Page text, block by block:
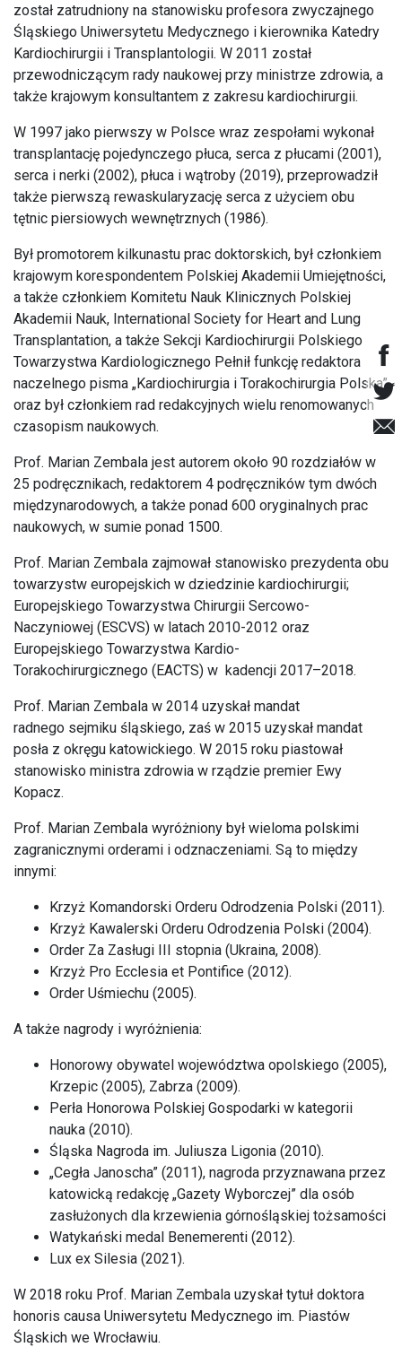
został zatrudniony na stanowisku profesora zwyczajnego
Śląskiego Uniwersytetu Medycznego i kierownika Katedry
Kardiochirurgii i Transplantologii. W 2011 został
przewodniczącym rady naukowej przy ministrze zdrowia, a
także krajowym konsultantem z zakresu kardiochirurgii.
W 1997 jako pierwszy w Polsce wraz zespołami wykonał
transplantację pojedynczego płuca, serca z płucami (2001),
serca i nerki (2002), płuca i wątroby (2019), przeprowadził
także pierwszą rewaskularyzację serca z użyciem obu
tętnic piersiowych wewnętrznych (1986).
Był promotorem kilkunastu prac doktorskich, był członkiem
krajowym korespondentem Polskiej Akademii Umiejętności,
a także członkiem Komitetu Nauk Klinicznych Polskiej
Akademii Nauk, International Society for Heart and Lung
Transplantation, a także Sekcji Kardiochirurgii Polskiego
Towarzystwa Kardiologicznego Pełnił funkcję redaktora
naczelnego pisma „Kardiochirurgia i Torakochirurgia Polska”
oraz był członkiem rad redakcyjnych wielu renomowanych
czasopism naukowych.
Prof. Marian Zembala jest autorem około 90 rozdziałów w
25 podręcznikach, redaktorem 4 podręczników tym dwóch
międzynarodowych, a także ponad 600 oryginalnych prac
naukowych, w sumie ponad 1500.
Prof. Marian Zembala zajmował stanowisko prezydenta obu
towarzystw europejskich w dziedzinie kardiochirurgii;
Europejskiego Towarzystwa Chirurgii Sercowo-
Naczyniowej (ESCVS) w latach 2010-2012 oraz
Europejskiego Towarzystwa Kardio-
Torakochirurgicznego (EACTS) w kadencji 2017–2018.
Prof. Marian Zembala w 2014 uzyskał mandat
radnego sejmiku śląskiego, zaś w 2015 uzyskał mandat
posła z okręgu katowickiego. W 2015 roku piastował
stanowisko ministra zdrowia w rządzie premier Ewy
Kopacz.
Prof. Marian Zembala wyróżniony był wieloma polskimi
zagranicznymi orderami i odznaczeniami. Są to między
innymi:
Krzyż Komandorski Orderu Odrodzenia Polski (2011).
Krzyż Kawalerski Orderu Odrodzenia Polski (2004).
Order Za Zasługi III stopnia (Ukraina, 2008).
Krzyż Pro Ecclesia et Pontifice (2012).
Order Uśmiechu (2005).
A także nagrody i wyróżnienia:
Honorowy obywatel województwa opolskiego (2005),
Krzepic (2005), Zabrza (2009).
Perła Honorowa Polskiej Gospodarki w kategorii
nauka (2010).
Śląska Nagroda im. Juliusza Ligonia (2010).
„Cegła Janoscha” (2011), nagroda przyznawana przez
katowicką redakcję „Gazety Wyborczej” dla osób
zasłużonych dla krzewienia górnośląskiej tożsamości
Watykański medal Benemerenti (2012).
Lux ex Silesia (2021).
W 2018 roku Prof. Marian Zembala uzyskał tytuł doktora
honoris causa Uniwersytetu Medycznego im. Piastów
Śląskich we Wrocławiu.